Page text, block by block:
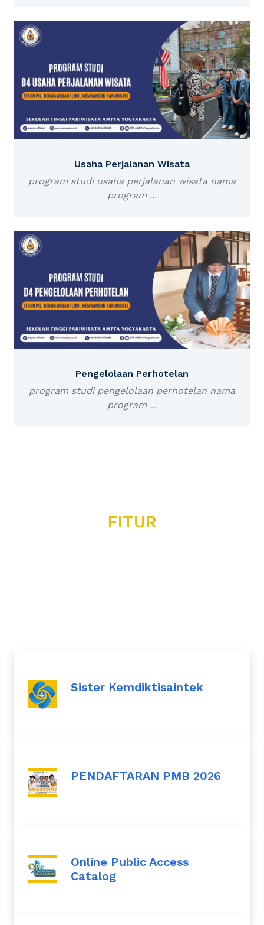
Usaha Perjalanan Wisata
program studi usaha perjalanan wisata nama
program ...
Pengelolaan Perhotelan
program studi pengelolaan perhotelan nama
program ...
FITUR
Sister Kemdiktisaintek
PENDAFTARAN PMB 2026
Online Public Access
Catalog